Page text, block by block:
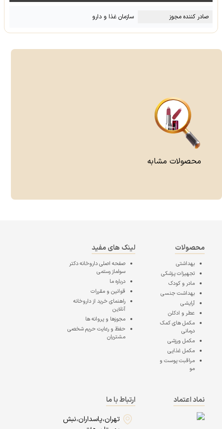
صادر کننده مجوز سازمان غذا و دارو
محصولات مشابه
محصولات
بهداشتی
تجهیزات پزشکی
مادر و کودک
بهداشت جنسی
آرایشی
عطر و ادکلن
مکمل های کمک
درمانی
مکمل ورزشی
مکمل غذایی
مراقبت پوست و
مو
لینک های مفید
صفحه اصلیداروخانه دکتر
سولماز رستمی
درباره ما
قوانین و مقررات
راهنمای خرید از داروخانه
آنلاین
مجوزها و پروانه ها
حفظ و رعایت حریم شخصی
مشتریان
نماد اعتماد
ارتباط با ما
تهران،پاسداران،نبش